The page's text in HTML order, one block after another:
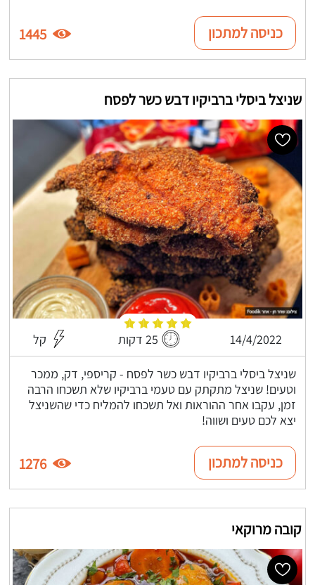
כניסה למתכון 1445
שניצל ביסלי ברביקיו דבש כשר לפסח
14/4/2022 25 דקות קל
שניצל ביסלי ברביקיו דבש כשר לפסח - קריספי, דק, ממכר
וטעים! שניצל מתקתק עם טעמי ברביקיו שלא תשכחו הרבה
זמן, עקבו אחר ההוראות ואל תשכחו להמליח כדי שהשניצל
יצא לכם טעים ושווה!
כניסה למתכון 1276
קובה מרוקאי